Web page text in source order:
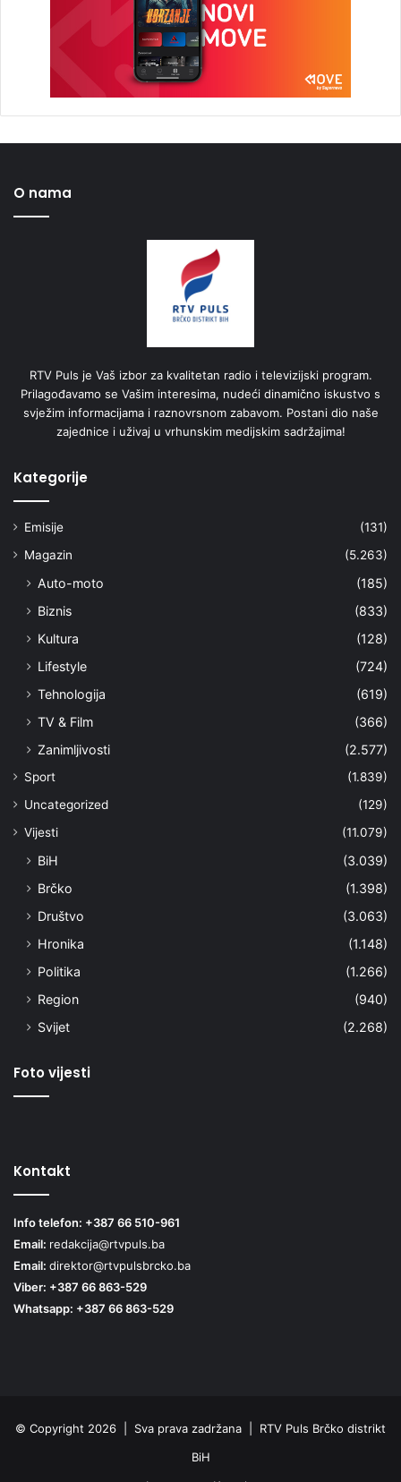
O nama
RTV Puls je Vaš izbor za kvalitetan radio i televizijski program.
Prilagođavamo se Vašim interesima, nudeći dinamično iskustvo s
svježim informacijama i raznovrsnom zabavom. Postani dio naše
zajednice i uživaj u vrhunskim medijskim sadržajima!
Kategorije
Emisije
(131)
Magazin
(5.263)
Auto-moto
(185)
Biznis
(833)
Kultura
(128)
Lifestyle
(724)
Tehnologija
(619)
TV & Film
(366)
Zanimljivosti
(2.577)
Sport
(1.839)
Uncategorized
(129)
Vijesti
(11.079)
BiH
(3.039)
Brčko
(1.398)
Društvo
(3.063)
Hronika
(1.148)
Politika
(1.266)
Region
(940)
Svijet
(2.268)
Foto vijesti
Kontakt
Info telefon: +387 66 510-961
Email: redakcija@rtvpuls.ba
Email: direktor@rtvpulsbrcko.ba
Viber: +387 66 863-529
Whatsapp: +387 66 863-529
© Copyright 2026 | Sva prava zadržana | RTV Puls Brčko distrikt
BiH